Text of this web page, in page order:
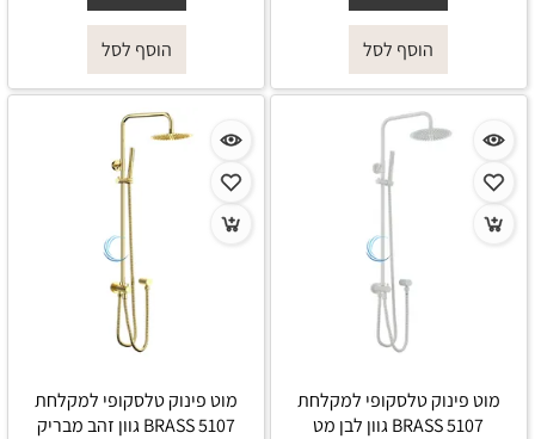
הוסף לסל הוסף לסל
מוט פינוק טלסקופי למקלחת
5107 BRASS גוון לבן מט
מוט פינוק טלסקופי למקלחת
5107 BRASS גוון זהב מבריק